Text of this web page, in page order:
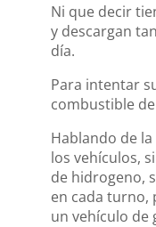
Ni que decir
y descargan
día.
Para intentar
combustible
Hablando de
los vehículos,
de hidrogeno,
en cada turno,
un vehículo de